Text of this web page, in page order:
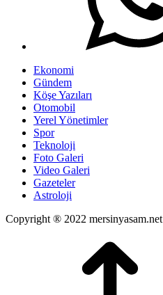
Ekonomi
Gündem
Köşe Yazıları
Otomobil
Yerel Yönetimler
Spor
Teknoloji
Foto Galeri
Video Galeri
Gazeteler
Astroloji
Copyright ® 2022 mersinyasam.net